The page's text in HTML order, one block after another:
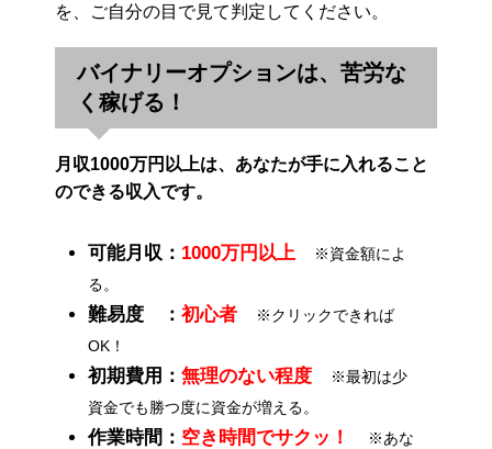
を、ご自分の目で見て判定してください。
バイナリーオプションは、苦労な
く稼げる！
月収1000万円以上は、あなたが手に入れること
のできる収入です。
可能月収： 1000万円以上
※資金額によ
る。
難易度 ： 初心者
※クリックできれば
OK！
初期費用： 無理のない程度
※最初は少
資金でも勝つ度に資金が増える。
作業時間： 空き時間でサクッ！
※あな